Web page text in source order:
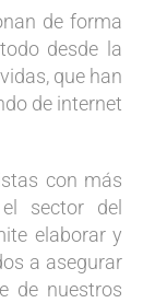
de forma
desde la
que han
de internet
con más
sector del
elaborar y
a asegurar
de nuestros